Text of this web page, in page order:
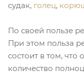
судак, голец,
По своей пользе
При этом польза
состоит в том,
количество